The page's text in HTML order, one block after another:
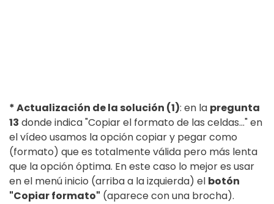
* Actualización de la solución (1): en la pregunta
13 donde indica "Copiar el formato de las celdas..." en
el vídeo usamos la opción copiar y pegar como
(formato) que es totalmente válida pero más lenta
que la opción óptima. En este caso lo mejor es usar
en el menú inicio (arriba a la izquierda) el botón
"Copiar formato" (aparece con una brocha).